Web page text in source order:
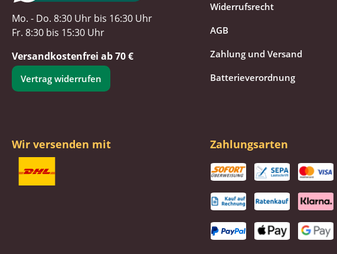
Mo. - Do. 8:30 Uhr bis 16:30 Uhr
Fr. 8:30 bis 15:30 Uhr
Versandkostenfrei ab 70 €
Vertrag widerrufen
Widerrufsrecht
AGB
Zahlung und Versand
Batterieverordnung
Wir versenden mit Zahlungsarten